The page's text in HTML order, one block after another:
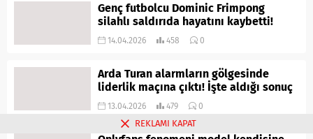
Genç futbolcu Dominic Frimpong
silahlı saldırıda hayatını kaybetti!
14.04.2026 458 0
Arda Turan alarmların gölgesinde
liderlik maçına çıktı! İşte aldığı sonuç
13.04.2026 479 0
REKLAMI KAPAT